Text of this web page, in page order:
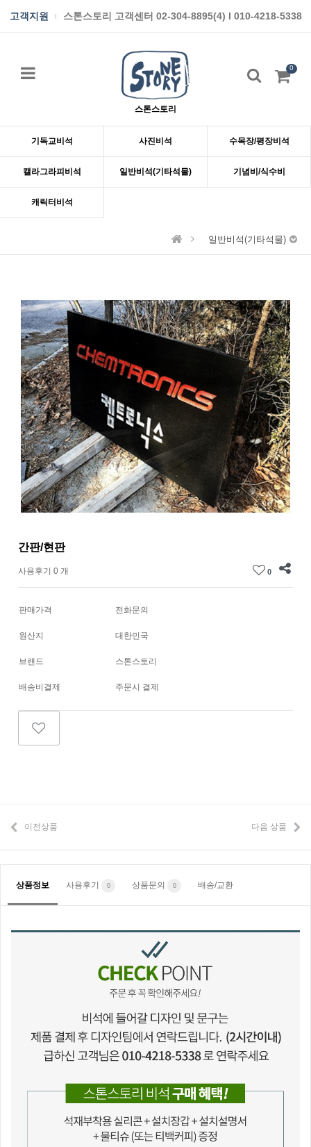
고객지원 스톤스토리 고객센터 02-304-8895(4) I 010-4218-5338
스톤스토리
0
기독교비석 사진비석 수목장/평장비석
캘라그라피비석 일반비석(기타석물) 기념비/식수비
캐릭터비석
일반비석(기타석물)
간판/현판
사용후기 0 개 0
판매가격 전화문의
원산지 대한민국
브랜드 스톤스토리
배송비결제 주문시 결제
이전상품 다음 상품
상품정보 사용후기 0 상품문의 0 배송/교환